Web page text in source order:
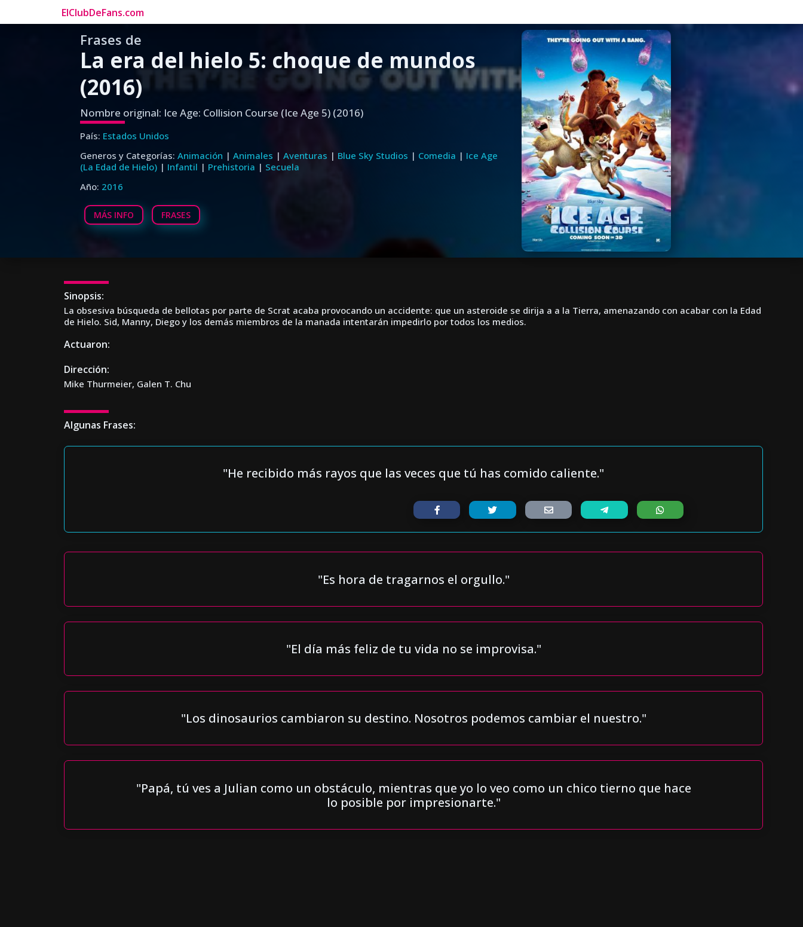
ElClubDeFans.com
Frases de
La era del hielo 5: choque de mundos
(2016)
Nombre original: Ice Age: Collision Course (Ice Age 5) (2016)
País: Estados Unidos
Generos y Categorías:Animación |Animales |Aventuras | Blue Sky Studios | Comedia | Ice Age
(La Edad de Hielo) | Infantil | Prehistoria | Secuela
Año: 2016
MÁS INFO FRASES
Sinopsis:
La obsesiva búsqueda de bellotas por parte de Scrat acaba provocando un accidente: que un asteroide se dirija a a la Tierra, amenazando con acabar con la Edad
de Hielo. Sid, Manny, Diego y los demás miembros de la manada intentarán impedirlo por todos los medios.
Actuaron:
Dirección:
Mike Thurmeier, Galen T. Chu
Algunas Frases:
"He recibido más rayos que las veces que tú has comido caliente."
"Es hora de tragarnos el orgullo."
"El día más feliz de tu vida no se improvisa."
"Los dinosaurios cambiaron su destino. Nosotros podemos cambiar el nuestro."
"Papá, tú ves a Julian como un obstáculo, mientras que yo lo veo como un chico tierno que hace
lo posible por impresionarte."